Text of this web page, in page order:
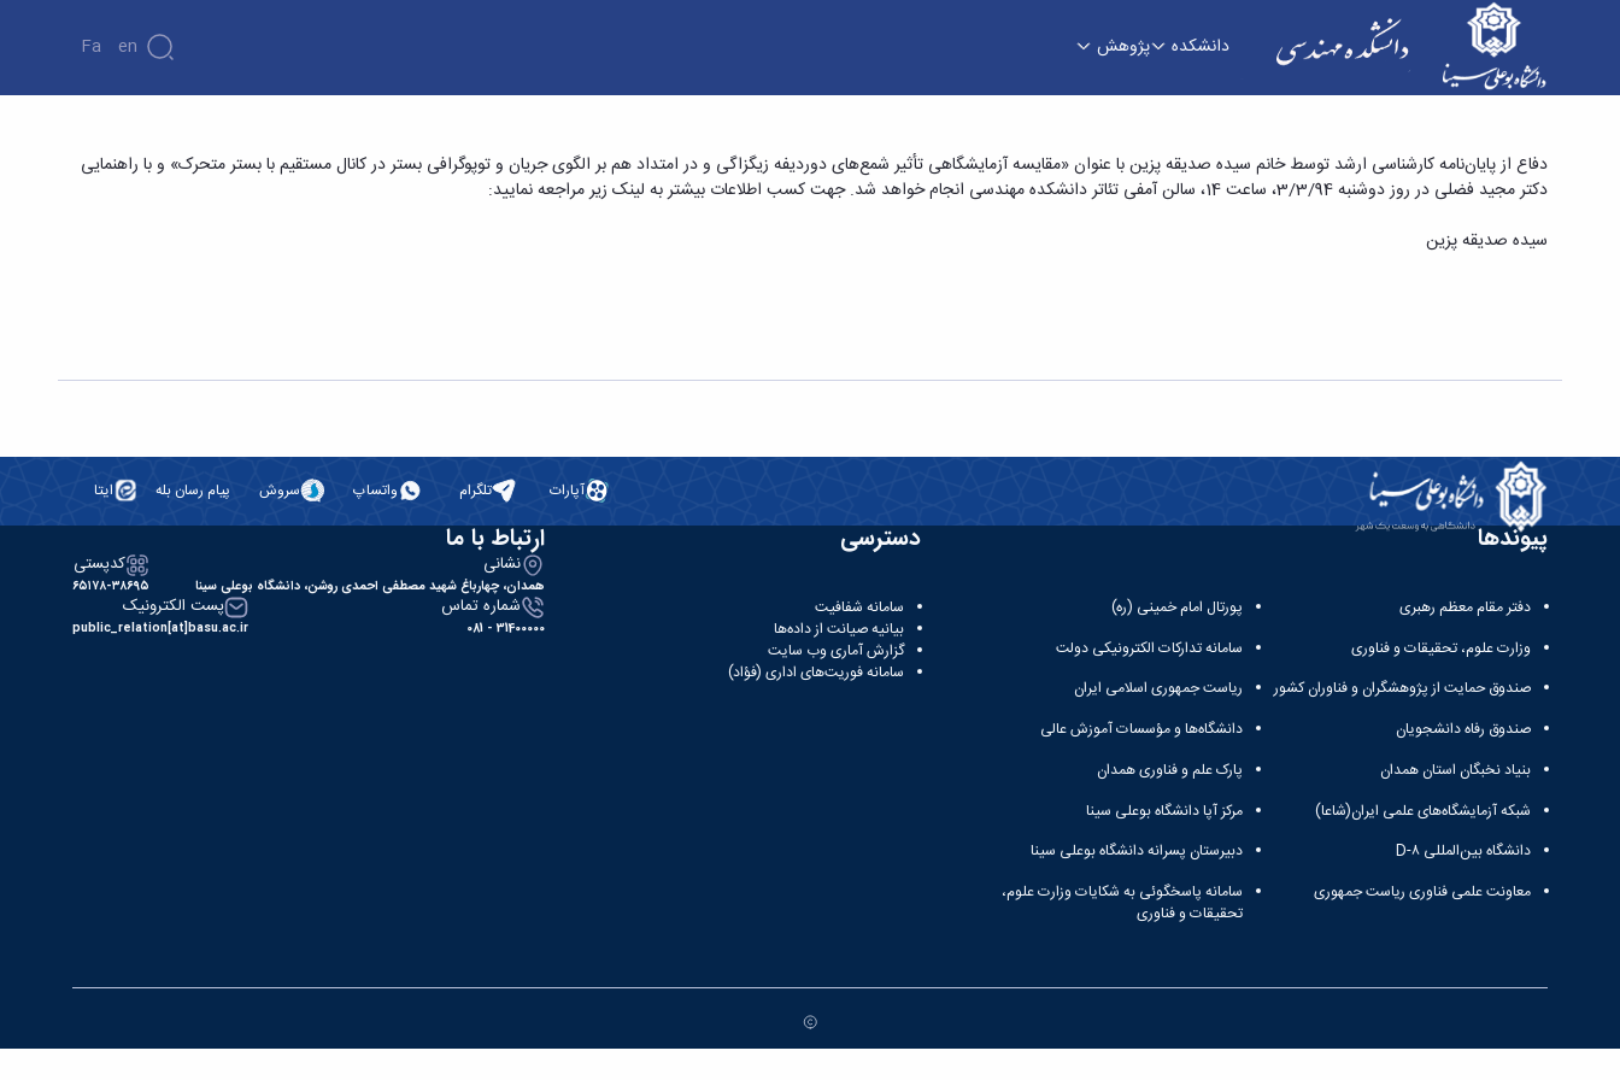
دانشکده پژوهش Fa En
دفاع از پایان‌نامه کارشناسی ارشد توسط خانم سیده صدیقه پزین با عنوان «مقایسه آزمایشگاهی تأثیر شمع¬های دوردیفه زیگزاگی و در امتداد هم بر الگوی
جریان و توپوگرافی بستر در کانال مستقیم با بستر متحرک» - دانشکده فنی و مهندسی
دفاع از پایان‌نامه کارشناسی ارشد توسط خانم سیده صدیقه پزین با عنوان «مقایسه آزمایشگاهی تأثیر شمع‌های دوردیفه زیگزاگی و در امتداد هم بر الگوی جریان و توپوگرافی بستر در کانال مستقیم با بستر متحرک» و با راهنمایی
دکتر مجید فضلی در روز دوشنبه 3/3/94، ساعت 14، سالن آمفی تئاتر دانشکده مهندسی انجام خواهد شد. جهت کسب اطلاعات بیشتر به لینک زیر مراجعه نمایید:
سیده صدیقه پزین
آپارات تلگرام واتساپ سروش پیام رسان بله ایتا
پیوندها
دفتر مقام معظم رهبری
وزارت علوم، تحقیقات و فناوری
صندوق حمایت از پژوهشگران و فناوران کشور
صندوق رفاه دانشجویان
بنیاد نخبگان استان همدان
شبکه آزمایشگاه‌های علمی ایران(شاعا)
دانشگاه بین‌المللی D-۸
معاونت علمی فناوری ریاست جمهوری
پورتال امام خمینی (ره)
سامانه تدارکات الکترونیکی دولت
ریاست جمهوری اسلامی ایران
دانشگاه‌ها و مؤسسات آموزش عالی
پارک علم و فناوری همدان
مرکز آپا دانشگاه بوعلی سینا
دبیرستان پسرانه دانشگاه بوعلی سینا
سامانه پاسخگوئی به شکایات وزارت علوم،
تحقیقات و فناوری
دسترسی
سامانه شفافیت
بیانیه صیانت از داده‌ها
گزارش آماری وب‌ سایت
سامانه فوریت‌های اداری (فؤاد)
ارتباط با ما
نشانی
همدان، چهارباغ شهید مصطفی احمدی روشن، دانشگاه بوعلی سینا
کدپستی
۶۵۱۷۸-۳۸۶۹۵
شماره تماس
31400000 - 081
پست الکترونیک
public_relation[at]basu.ac.ir